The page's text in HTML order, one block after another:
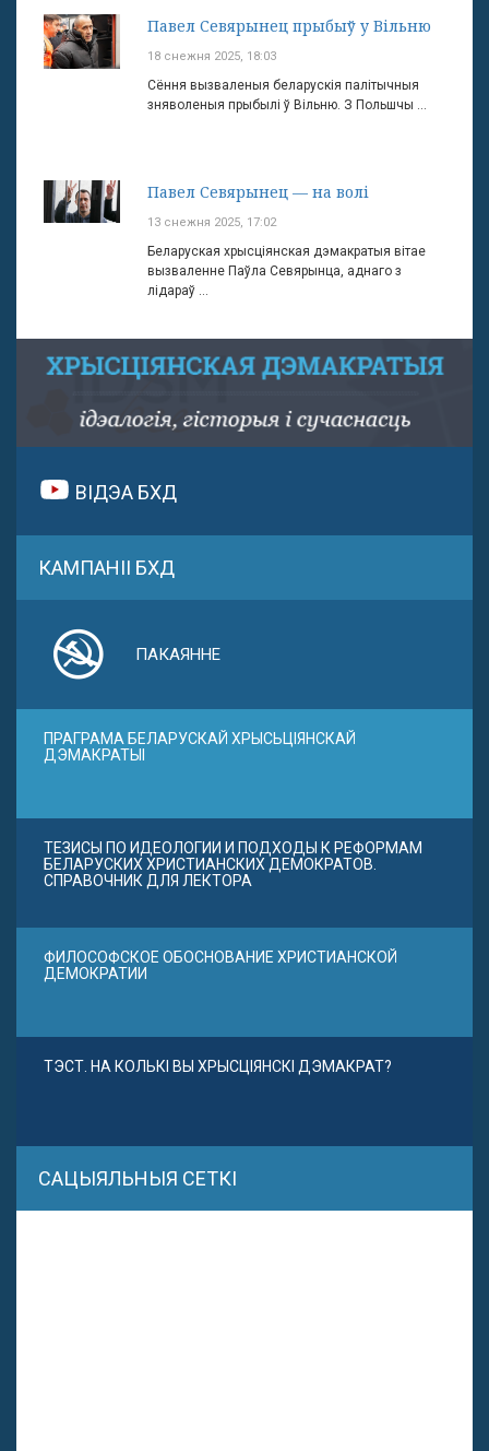
Павел Севярынец прыбыў у Вільню
18 снежня 2025, 18:03
Сёння вызваленыя беларускія палітычныя
зняволеныя прыбылі ў Вільню. З Польшчы ...
Павел Севярынец — на волі
13 снежня 2025, 17:02
Беларуская хрысціянская дэмакратыя вітае
вызваленне Паўла Севярынца, аднаго з
лідараў ...
ВІДЭА БХД
КАМПАНІІ БХД
ПАКАЯННЕ
ПРАГРАМА БЕЛАРУСКАЙ ХРЫСЬЦІЯНСКАЙ
ДЭМАКРАТЫІ
ТЕЗИСЫ ПО ИДЕОЛОГИИ И ПОДХОДЫ К РЕФОРМАМ
БЕЛАРУСКИХ ХРИСТИАНСКИХ ДЕМОКРАТОВ.
СПРАВОЧНИК ДЛЯ ЛЕКТОРА
ФИЛОСОФСКОЕ ОБОСНОВАНИЕ ХРИСТИАНСКОЙ
ДЕМОКРАТИИ
ТЭСТ. НА КОЛЬКІ ВЫ ХРЫСЦІЯНСКІ ДЭМАКРАТ?
САЦЫЯЛЬНЫЯ СЕТКІ